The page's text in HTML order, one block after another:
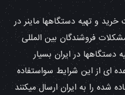
و تهیه دستگاهها ماینر در
فروشندگان بین المللی
دستگاهها در ایران بسیار
ای از این شرایط سواستفاده
شده را به ایران ارسال میکنند